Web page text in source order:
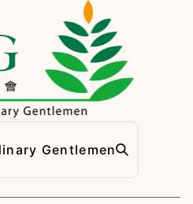
Gentlemen